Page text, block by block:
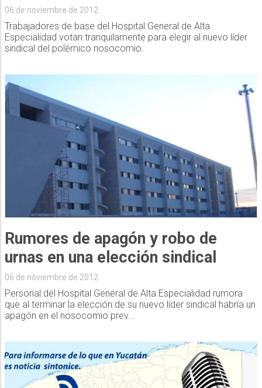
06 de noviembre de 2012
Trabajadores de base del Hospital General de Alta
Especialidad votan tranquilamente para elegir al nuevo líder
sindical del polémico nosocomio.
Rumores de apagón y robo de
urnas en una elección sindical
06 de noviembre de 2012
Personal del Hospital General de Alta Especialidad rumora
que al terminar la elección de su nuevo líder sindical habría un
apagón en el nosocomio prev...